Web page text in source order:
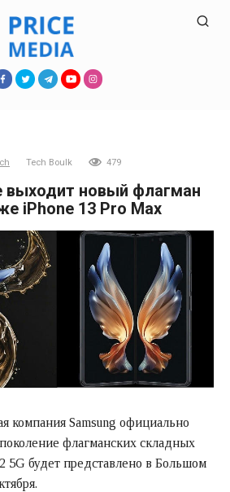
Tech Boulk 479
выходит новый флагман
iPhone 13 Pro Max
компания Samsung официально
флагманских складных
5G будет представлено в Большом